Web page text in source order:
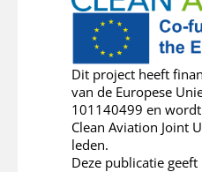
Dit project heeft
van de Europese
101140499 en
Clean Aviation Joint
leden.
Deze publicatie